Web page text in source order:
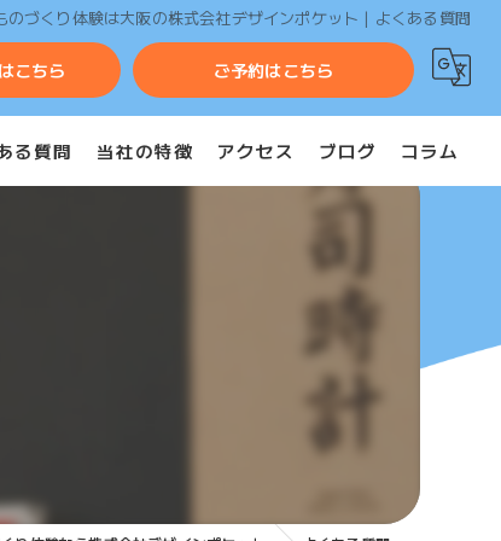
のづくり体験は大阪の株式会社デザインポケット | よくある質問
こちら ご予約はこちら
る質問 当社の特徴 アクセス ブログ コラム